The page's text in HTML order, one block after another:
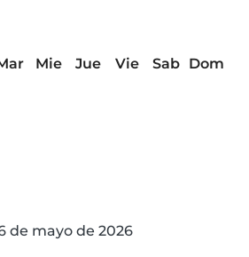
Mie Jue Vie Sab
Dom
de mayo de 2026